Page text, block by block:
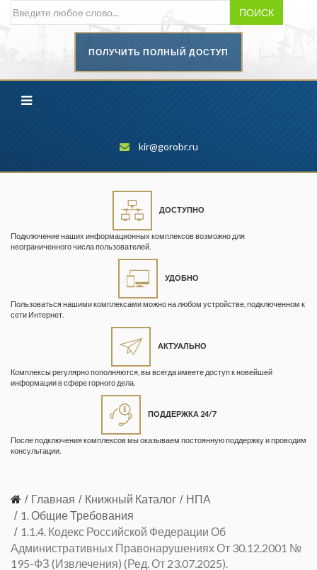
ПОИСК
ПОЛУЧИТЬ ПОЛНЫЙ ДОСТУП
kir@gorobr.ru
ДОСТУПНО
Подключение наших информационных комплексов возможно для
неограниченного числа пользователей.
УДОБНО
Пользоваться нашими комплексами можно на любом устройстве, подключенном к
сети Интернет.
АКТУАЛЬНО
Комплексы регулярно пополняются, вы всегда имеете доступ к новейшей
информации в сфере горного дела.
ПОДДЕРЖКА 24/7
После подключения комплексов мы оказываем постоянную поддержку и проводим
консультации.
Главная Книжный Каталог
НПА
1. Общие Требования
1.1.4. Кодекс Российской Федерации Об
Административных Правонарушениях От 30.12.2001 №
195-ФЗ (извлечения) (ред. От 23.07.2025).
промышленности
Геопрофи
Горнопромышленные ведомости
Кузбасса. Информационный
безопасность»
Информационный бюллетень
атомному надзору
Маркшейдерия и недропользование